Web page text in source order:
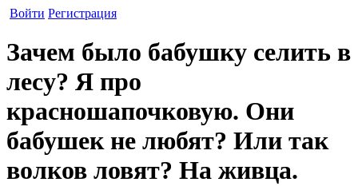
Войти Регистрация
Зачем было бабушку селить в
лесу? Я про
красношапочковую. Они
бабушек не любят? Или так
волков ловят? На живца.